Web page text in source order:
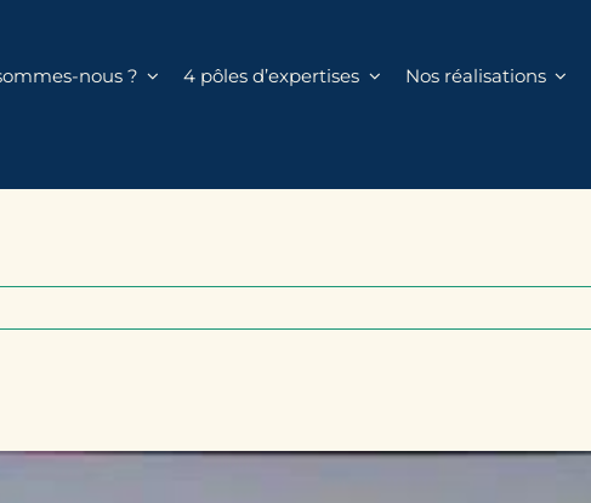
nous ? 4 pôles d’expertises Nos réalisations